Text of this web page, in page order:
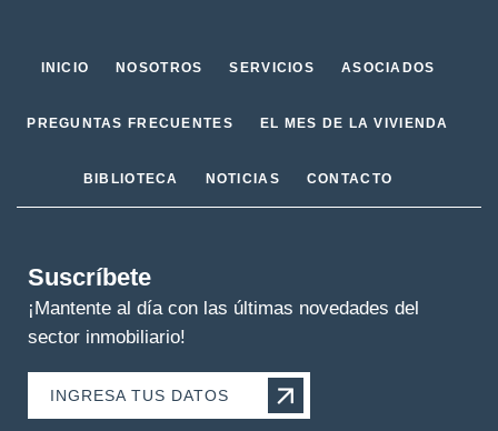
INICIO NOSOTROS SERVICIOS ASOCIADOS
PREGUNTAS FRECUENTES EL MES DE LA VIVIENDA
BIBLIOTECA NOTICIAS CONTACTO
Suscríbete
¡Mantente al día con las últimas novedades del
sector inmobiliario!
INGRESA TUS DATOS